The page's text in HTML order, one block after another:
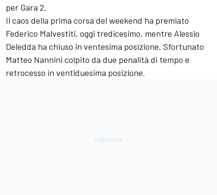
per Gara 2.
Il caos della prima corsa del weekend ha premiato
Federico Malvestiti, oggi tredicesimo, mentre Alessio
Deledda ha chiuso in ventesima posizione. Sfortunato
Matteo Nannini colpito da due penalità di tempo e
retrocesso in ventiduesima posizione.